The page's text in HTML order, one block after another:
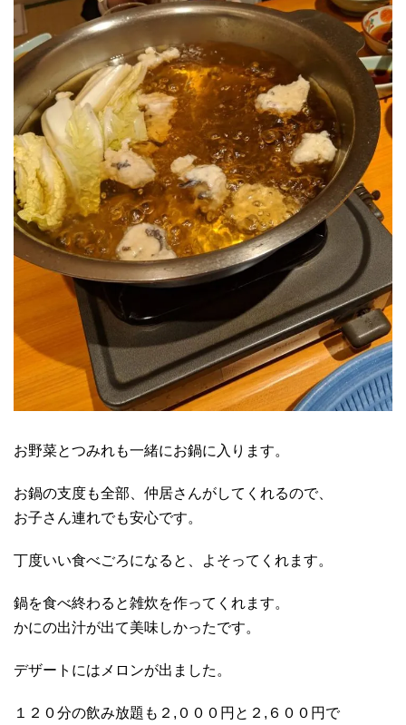
お野菜とつみれも一緒にお鍋に入ります。
お鍋の支度も全部、仲居さんがしてくれるので、
お子さん連れでも安心です。
丁度いい食べごろになると、よそってくれます。
鍋を食べ終わると雑炊を作ってくれます。
かにの出汁が出て美味しかったです。
デザートにはメロンが出ました。
１２０分の飲み放題も２,０００円と２,６００円で